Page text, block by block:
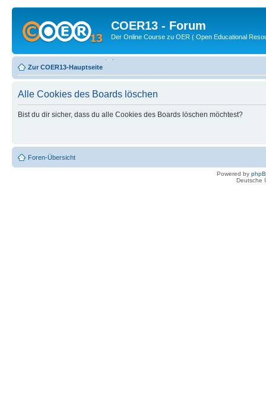
COER13 - Forum
Der Online Course zu OER ( Open Educational
Zur COER13-Hauptseite
Alle Cookies des Boards löschen
Bist du dir sicher, dass du alle Cookies des Boards löschen möchtest?
Foren-Übersicht
Powered by
Deutsche